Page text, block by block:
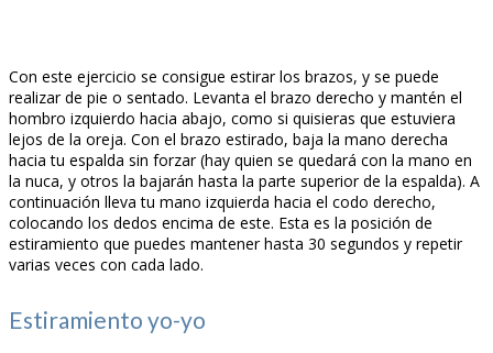
Con este ejercicio se consigue estirar los brazos, y se puede
realizar de pie o sentado. Levanta el brazo derecho y mantén el
hombro izquierdo hacia abajo, como si quisieras que estuviera
lejos de la oreja. Con el brazo estirado, baja la mano derecha
hacia tu espalda sin forzar (hay quien se quedará con la mano en
la nuca, y otros la bajarán hasta la parte superior de la espalda). A
continuación lleva tu mano izquierda hacia el codo derecho,
colocando los dedos encima de este. Esta es la posición de
estiramiento que puedes mantener hasta 30 segundos y repetir
varias veces con cada lado.
Estiramiento yo-yo